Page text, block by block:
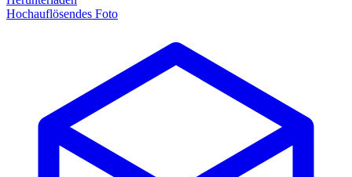
Hochauflösendes Foto